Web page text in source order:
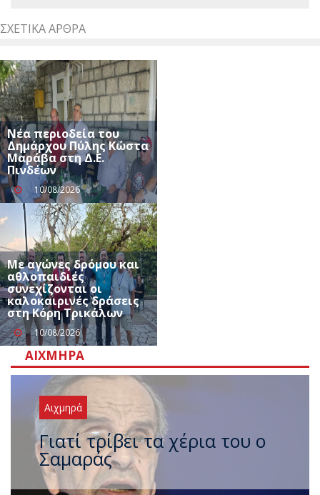
ΣΧΕΤΙΚΆ ΆΡΘΡΑ
Νέα περιοδεία του
Δημάρχου Πύλης Κώστα
Μαράβα στη Δ.Ε.
Πινδέων
10/08/2026
Με αγώνες δρόμου και
αθλοπαιδιές
συνεχίζονται οι
καλοκαιρινές δράσεις
στη Κόρη Τρικάλων
10/08/2026
ΑΙΧΜΗΡΆ
Αιχμηρά
Ξαναχτύπησαν